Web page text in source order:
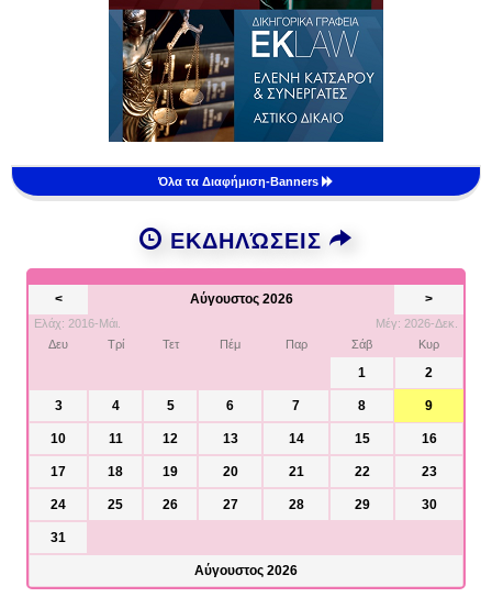
Όλα τα Διαφήμιση-Banners
ΕΚΔΗΛΏΣΕΙΣ
< Αύγουστος 2026 >
Ελάχ: 2016-Μάι.
Μέγ: 2026-Δεκ.
Δευ
Τρί Τετ Πέμ Παρ Σάβ Κυρ
1 2
3 4 5 6 7 8 9
10 11 12 13 14 15 16
17 18 19 20 21 22 23
24 25 26 27 28 29 30
31
Αύγουστος 2026